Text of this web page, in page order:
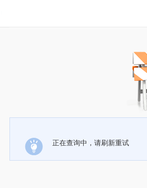
正在查询中，请刷新重试